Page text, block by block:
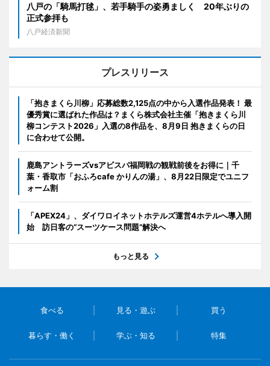
八戸の「騎馬打毬」、若手騎手の姿勇ましく 20年ぶりの
正式参拝も
八戸経済新聞
プレスリリース
「抱きまくら川柳」応募総数2,125点の中から入選作品発表！ 最
優秀賞に選ばれた作品は？まくら株式会社主催「抱きまくら川
柳コンテスト2026」入選の8作品を、8月9日 抱きまくらの日
に合わせて公開。
鹿島アントラーズvsアビスパ福岡戦の観戦前後をお得に｜千
葉・香取市「おふろcafe かりんの湯」、8月22日限定でユニフ
ォーム割
「APEX24」、ダイワロイネットホテルズ運営4ホテルへ導入開
始 訪日客の“スーツケース問題”解決へ
もっと見る
食べる 見る・遊ぶ 買う
暮らす・働く 学ぶ・知る 特集